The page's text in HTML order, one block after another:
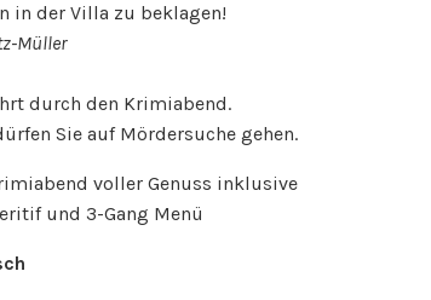
in der Villa zu beklagen!
Müller
durch den Krimiabend.
Sie auf Mördersuche gehen.
voller Genuss inklusive
und 3-Gang Menü